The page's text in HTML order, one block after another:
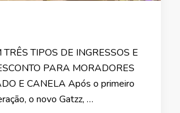
TRÊS TIPOS DE INGRESSOS E
PARA MORADORES
E CANELA Após o primeiro
o novo Gatzz, …